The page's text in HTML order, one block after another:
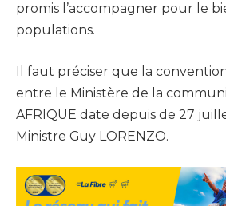
promis l’accompagner pour le
populations.
Il faut préciser que la
entre le Ministère de la
AFRIQUE date depuis de 27
Ministre Guy LORENZO.